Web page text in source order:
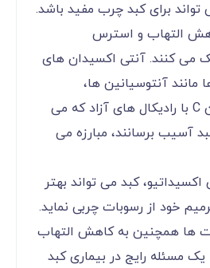
تواند برای کبد چرب مفید باشد.
التهاب و استرس
می کنند. آنتی اکسیدان های
مانند آنتوسیانین ها،
فلاونوئیدها و ویتامین C با رادیکال های آزاد که می
آسیب برسانند، مبارزه می
کبد می تواند بهتر
خود از رسوبات چربی نماید.
ها همچنین به کاهش التهاب
مسئله رایج در بیماری کبد